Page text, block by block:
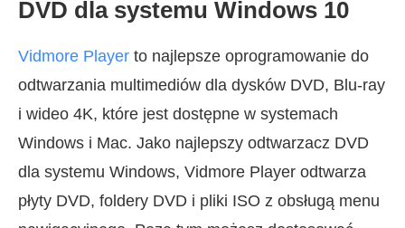
DVD dla systemu Windows 10
Vidmore Player to najlepsze oprogramowanie do
odtwarzania multimediów dla dysków DVD, Blu-ray
i wideo 4K, które jest dostępne w systemach
Windows i Mac. Jako najlepszy odtwarzacz DVD
dla systemu Windows, Vidmore Player odtwarza
płyty DVD, foldery DVD i pliki ISO z obsługą menu